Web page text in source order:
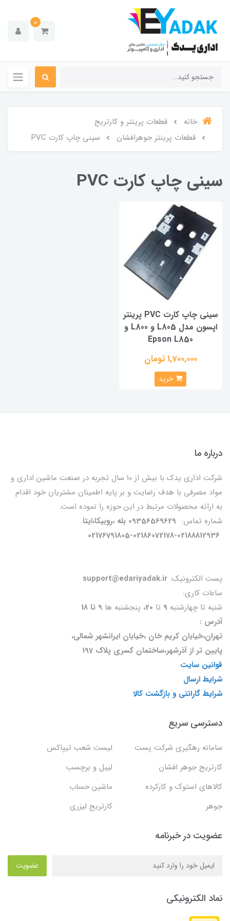
0
خانه
قطعات پرینتر و کارتریج
قطعات پرینتر جوهرافشان
سینی چاپ کارت PVC
سینی چاپ کارت PVC
سینی چاپ کارت PVC پرینتر
اپسون مدل L805 و L800 و
Epson L850
1,700,000 تومان
خرید
درباره ما
شرکت اداری یدک با بیش از 10 سال تجربه در صنعت ماشین اداری و
مواد مصرفی با هدف رضایت و بر پایه اطمینان مشتریان خود اقدام
به ارائه محصولات مرتبط در این حوزه را نموده است.
شماره تماس: 09356569629 بله ،روبیکا،ایتا
02176791805-02186072178-02188812936
پست الکترونیک:
ساعات کاری:
شنبه تا چهارشنبه 9 تا 20، پنجشنبه ها
آدرس :
تهران،خیابان کریم خان ،خیابان ایرانشهر شمالی،
پایین تر از آذرشهر،ساختمان کسری پلاک 197
قوانین سایت
شرایط ارسال
شرایط گارانتی و بازگشت کالا
دسترسی سریع
سامانه رهگیری شرکت پست
لیست شعب تیپاکس
کارتریج جوهر افشان
لیبل و برچسب
کالاهای استوک و کارکرده
ماشین حساب
جوهر
کارتریج لیزری
عضویت در خبرنامه
عضویت
نماد الکترونیکی